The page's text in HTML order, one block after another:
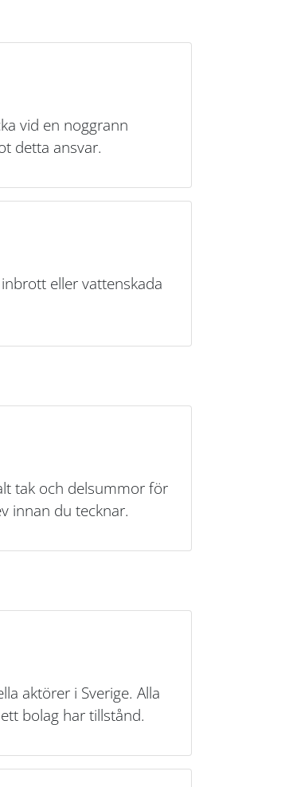
vid en noggrann
detta ansvar.
eller vattenskada
tak och delsummor för
innan du tecknar.
aktörer i Sverige. Alla
bolag har tillstånd.